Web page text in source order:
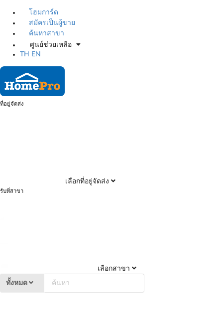
โฮมการ์ด
สมัครเป็นผู้ขาย
ค้นหาสาขา
ศูนย์ช่วยเหลือ
TH
EN
ที่อยู่จัดส่ง
เลือกที่อยู่จัดส่ง
รับที่สาขา
เลือกสาขา
ทั้งหมด